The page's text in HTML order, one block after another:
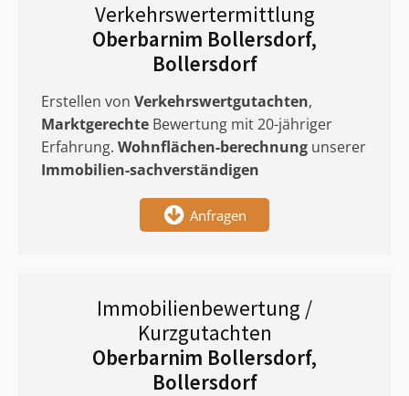
Verkehrswertermittlung
Oberbarnim Bollersdorf,
Bollersdorf
Erstellen von Verkehrswertgutachten,
Marktgerechte Bewertung mit 20-jähriger
Erfahrung. Wohnflächen-berechnung unserer
Immobilien-sachverständigen
Anfragen
Immobilienbewertung /
Kurzgutachten
Oberbarnim Bollersdorf,
Bollersdorf